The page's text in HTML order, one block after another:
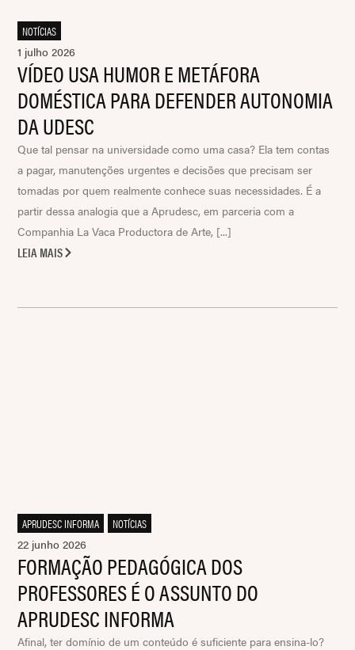
NOTÍCIAS
1 julho 2026
VÍDEO USA HUMOR E METÁFORA
DOMÉSTICA PARA DEFENDER AUTONOMIA
DA UDESC
Que tal pensar na universidade como uma casa? Ela tem contas
a pagar, manutenções urgentes e decisões que precisam ser
tomadas por quem realmente conhece suas necessidades. É a
partir dessa analogia que a Aprudesc, em parceria com a
Companhia La Vaca Productora de Arte, [...]
LEIA MAIS
APRUDESC INFORMA
NOTÍCIAS
22 junho 2026
FORMAÇÃO PEDAGÓGICA DOS
PROFESSORES É O ASSUNTO DO
APRUDESC INFORMA
Afinal, ter domínio de um conteúdo é suficiente para ensina-lo?